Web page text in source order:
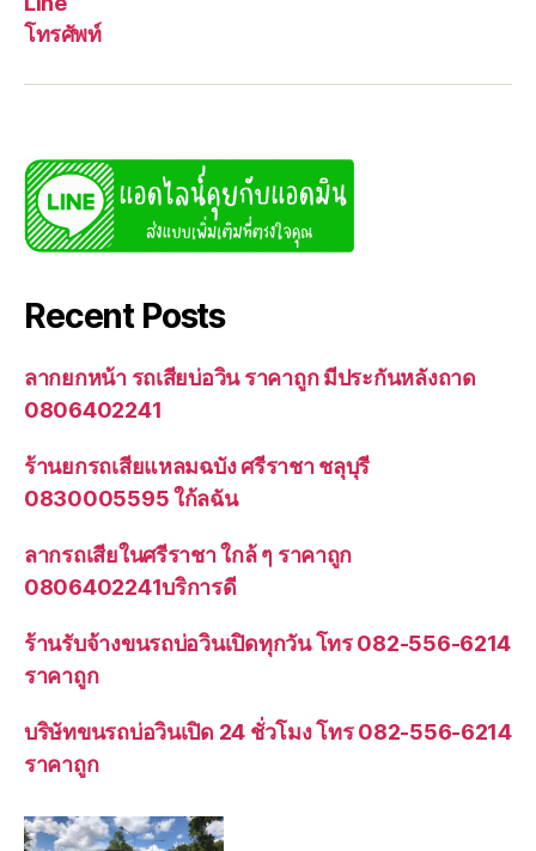
โทรศัพท์
Recent Posts
ลากยกหน้า รถเสียบ่อวิน ราคาถูก มีประกันหลังถาด
0806402241
ร้านยกรถเสียแหลมฉบัง ศรีราชา ชลุบุรี
0830005595 ใก้ลฉัน
ลากรถเสียในศรีราชา ใกล้ ๆ ราคาถูก
0806402241บริการดี
ร้านรับจ้างขนรถบ่อวินเปิดทุกวัน โทร 082-556-6214
ราคาถูก
บริษัทขนรถบ่อวินเปิด 24 ชั่วโมง โทร 082-556-6214
ราคาถูก